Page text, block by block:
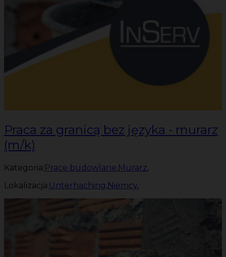
Praca za granicą bez języka - murarz
(m/k)
Kategoria: Prace budowlane,Murarz,
Lokalizacja:Unterhaching,Niemcy,